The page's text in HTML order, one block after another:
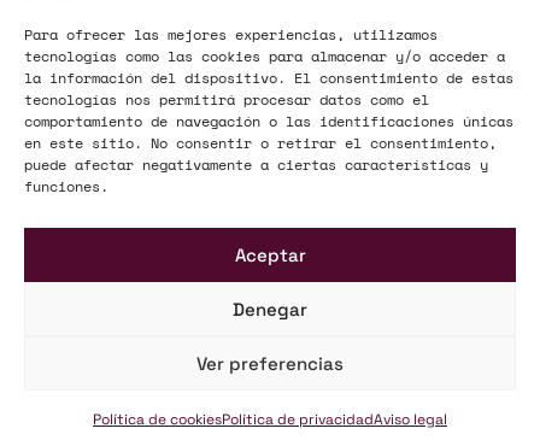
Para ofrecer las mejores experiencias, utilizamos
tecnologías como las cookies para almacenar y/o acceder a
la información del dispositivo. El consentimiento de estas
tecnologías nos permitirá procesar datos como el
comportamiento de navegación o las identificaciones únicas
en este sitio. No consentir o retirar el consentimiento,
puede afectar negativamente a ciertas características y
funciones.
Aceptar
Denegar
Ver preferencias
Política de cookiesPolítica de privacidadAviso legal
Acceso Clientes
ADECOSE, fundada en 1977, defiende los intereses de las
corredurías de seguros y reaseguros, actuando como interlocutor
influyente ante la Administración y el mercado asegurador a nivel
nacional y europeo.
INFORMACIÓN LEGAL
Política de privacidad